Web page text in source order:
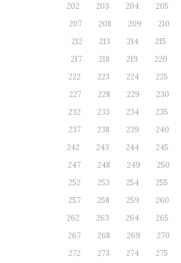
202
203 204 205
207
208 209 210
212
213 214 215
217
218 219 220
222
223 224 225
227
228 229 230
232
233 234 235
237
238 239 240
242
243 244 245
247
248 249 250
252
253 254 255
257
258 259 260
262
263 264 265
267
268 269 270
272
273 274 275